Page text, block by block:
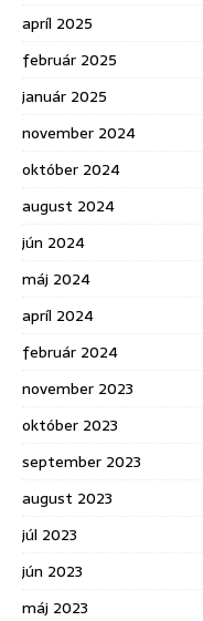
apríl 2025
február 2025
január 2025
november 2024
október 2024
august 2024
jún 2024
máj 2024
apríl 2024
február 2024
november 2023
október 2023
september 2023
august 2023
júl 2023
jún 2023
máj 2023